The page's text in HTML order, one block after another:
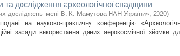
та дослідження археологічної спадщини
досліджень імені В. К. Мамутова НАН України», 2020)
на науково-практичну конференцію
засади використання даних аерокосмічної зйомки